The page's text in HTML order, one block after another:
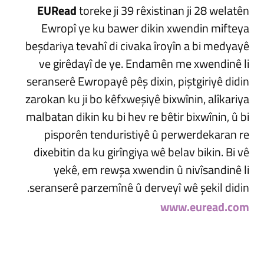
EUReadtoreke ji 39 rêxistinan ji 28 welatên
Ewropî ye ku bawer dikin xwendin mifteya
beşdariya tevahî di civaka îroyîn a bi medyayê
ve girêdayî de ye. Endamên me xwendinê li
seranserê Ewropayê pêş dixin, piştgiriyê didin
zarokan ku ji bo kêfxweşiyê bixwînin, alîkariya
malbatan dikin ku bi hev re bêtir bixwînin, û bi
pisporên tenduristiyê û perwerdekaran re
dixebitin da ku girîngiya wê belav bikin. Bi vê
yekê, em rewşa xwendin û nivîsandinê li
seranserê parzemînê û derveyî wê şekil didin.
www.euread.com